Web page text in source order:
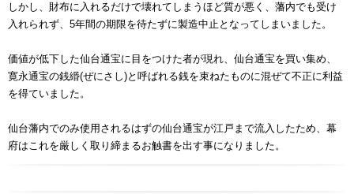
しかし、財布に入れるだけで壊れてしまうほど質が悪く、藩内でも受け
入れられず、5年間の期限を待たずに製造中止となってしまいました。
価値が低下した仙台通宝に目をつけた者が現れ、仙台通宝を買い集め、
寛永通宝の銭緡(ぜにさし)と呼ばれる銭を束ねたものに混ぜて不正に利益
を得ていました。
仙台藩内でのみ使用されるはずの仙台通宝が江戸まで流入したため、幕
府はこれを厳しく取り締まるお触書を出す事になりました。